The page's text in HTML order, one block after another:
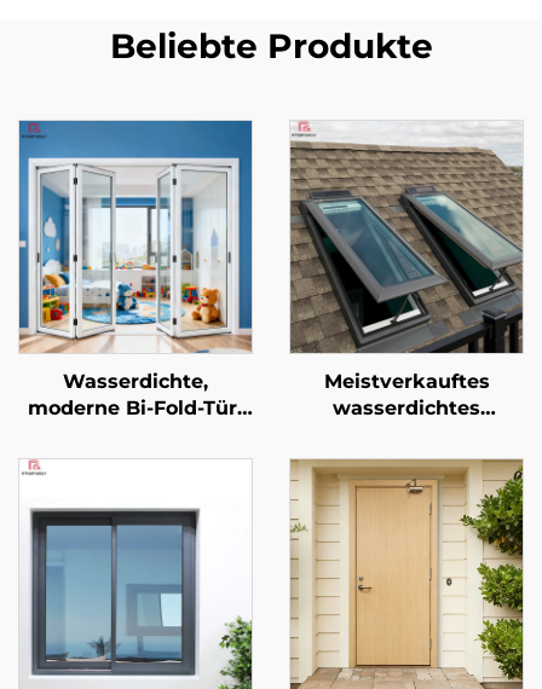
Beliebte Produkte
Wasserdichte,
moderne Bi-Fold-Tür,
Türsystem für Villen,
Terrasse, mit Faltglas-
System
Meistverkauftes
wasserdichtes
Aluminiumlegierung
mit Belüftung,
Tageslichteinfall, für
Villa und Hotel
Dachfenster